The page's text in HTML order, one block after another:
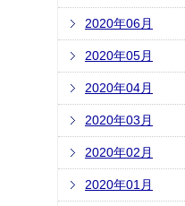
2020年06月
2020年05月
2020年04月
2020年03月
2020年02月
2020年01月